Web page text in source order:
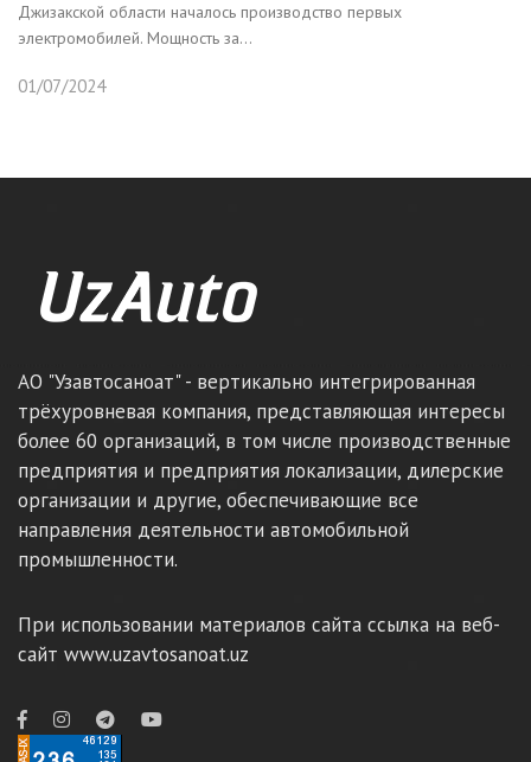
Джизакской области началось производство первых
электромобилей. Мощность за...
01/07/2024
АО "Узавтосаноат" - вертикально интегрированная
трёхуровневая компания, представляющая интересы
более 60 организаций, в том числе производственные
предприятия и предприятия локализации, дилерские
организации и другие, обеспечивающие все
направления деятельности автомобильной
промышленности.
При использовании материалов сайта ссылка на веб-
сайт www.uzavtosanoat.uz